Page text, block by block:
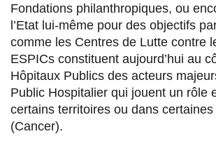
Fondations philanthropiques, ou
l’Etat lui-même pour des objectifs
comme les Centres de Lutte contre
ESPICs constituent aujourd’hui au
Hôpitaux Publics des acteurs
Public Hospitalier qui jouent un rôle
certains territoires ou dans
(Cancer).